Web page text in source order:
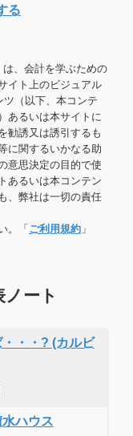
る
、会計を学ぶための
イト上のビジュアル
（以下、本コンテ
あるいは本サイトに
勧誘又は誘引するも
に関するいかなる助
意思決定の目的で使
あるいは本コンテン
、弊社は一切の責任
。「 ご利用規約 」
ート
・・? (カルビ
ハウス